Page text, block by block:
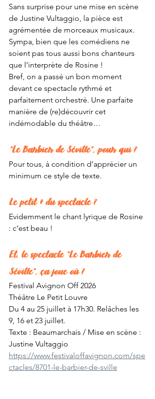
Sans surprise pour une mise en scène
de Justine Vultaggio, la pièce est
agrémentée de morceaux musicaux.
Sympa, bien que les comédiens ne
soient pas tous aussi bons chanteurs
que l’interprète de Rosine !
Bref, on a passé un bon moment
devant ce spectacle rythmé et
parfaitement orchestré. Une parfaite
manière de (re)découvrir cet
indémodable du théâtre…
“Le Barbier de Séville”, pour qui ?
Pour tous, à condition d’apprécier un
minimum ce style de texte.
Le petit + du spectacle ?
Evidemment le chant lyrique de Rosine
: c’est beau !
Et, le spectacle “Le Barbier de
Séville”, ça joue où ?
Festival Avignon Off 2026
Théâtre Le Petit Louvre
Du 4 au 25 juillet à 17h30. Relâches les
9, 16 et 23 juillet.
Texte : Beaumarchais / Mise en scène :
Justine Vultaggio
https://www.festivaloffavignon.com/spe
ctacles/8701-le-barbier-de-sville